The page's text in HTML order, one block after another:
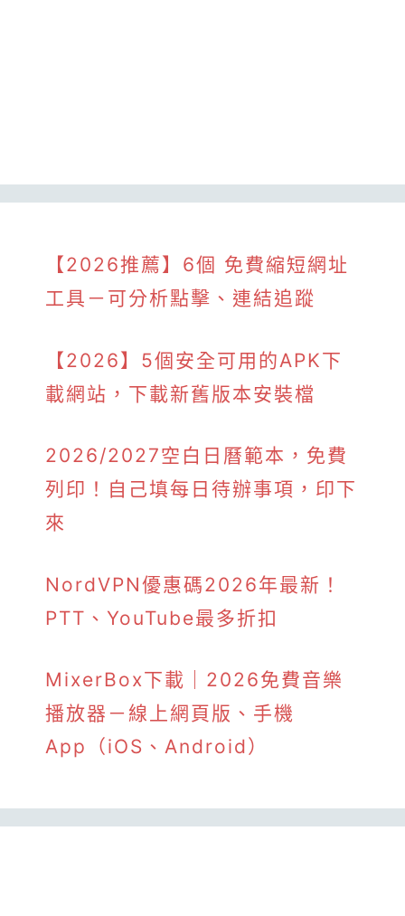
【2026推薦】6個 免費縮短網址
工具－可分析點擊、連結追蹤
【2026】5個安全可用的APK下
載網站，下載新舊版本安裝檔
2026/2027空白日曆範本，免費
列印！自己填每日待辦事項，印下
來
NordVPN優惠碼2026年最新！
PTT、YouTube最多折扣
MixerBox下載｜2026免費音樂
播放器－線上網頁版、手機
App（iOS、Android）